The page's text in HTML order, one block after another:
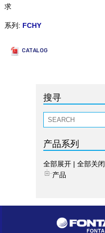
求
系列: FCHY
CATALOG
搜寻
产品系列
全部展开 | 全部关闭
产品